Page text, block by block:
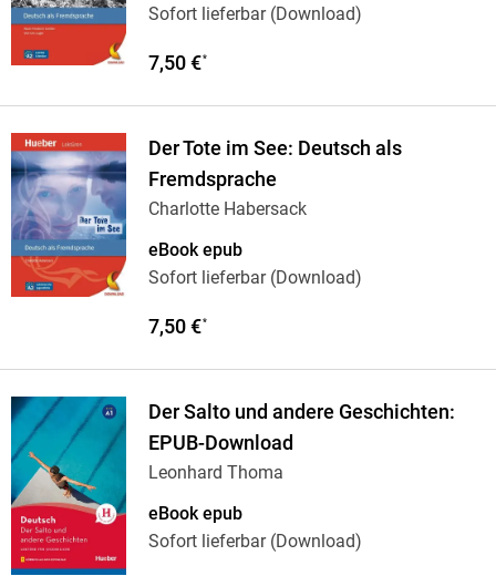
Sofort lieferbar (Download)
7,50 €*
Der Tote im See: Deutsch als
Fremdsprache
Charlotte Habersack
eBook epub
Sofort lieferbar (Download)
7,50 €*
Der Salto und andere Geschichten:
EPUB-Download
Leonhard Thoma
eBook epub
Sofort lieferbar (Download)